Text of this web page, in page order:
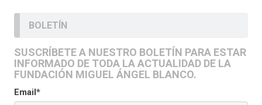
BOLETÍN
SUSCRÍBETE A NUESTRO BOLETÍN PARA ESTAR
INFORMADO DE TODA LA ACTUALIDAD DE LA
FUNDACIÓN MIGUEL ÁNGEL BLANCO.
Email*